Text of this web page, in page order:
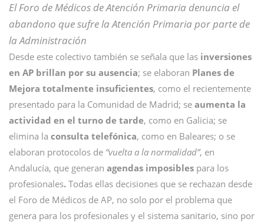
El Foro de Médicos de Atención Primaria denuncia el
abandono que sufre la Atención Primaria por parte de
la Administración
Desde este colectivo también se señala que las inversiones
en AP brillan por su ausencia; se elaboran Planes de
Mejora totalmente insuficientes, como el recientemente
presentado para la Comunidad de Madrid; se aumenta la
actividad en el turno de tarde, como en Galicia; se
elimina la consulta telefónica, como en Baleares; o se
elaboran protocolos de “vuelta a la normalidad”, en
Andalucía, que generan agendas imposibles para los
profesionales. Todas ellas decisiones que se rechazan desde
el Foro de Médicos de AP, no solo por el problema que
genera para los profesionales y el sistema sanitario, sino por